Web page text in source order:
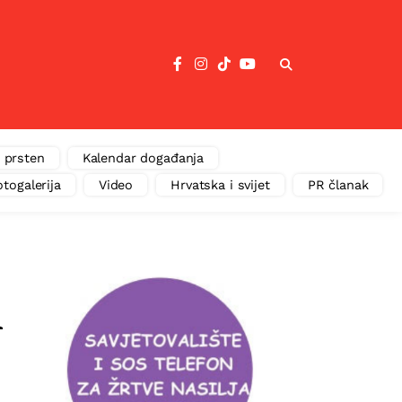
prsten
Kalendar događanja
Video Hrvatska i svijet PR članak